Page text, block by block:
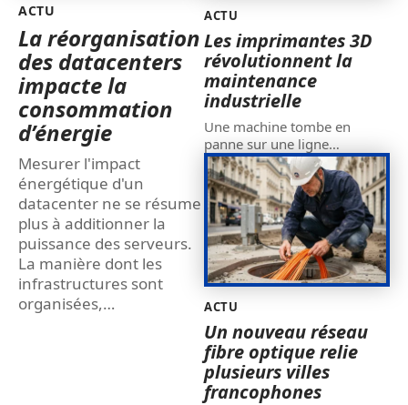
ACTU
La réorganisation
des datacenters
impacte la
consommation
d’énergie
Mesurer l'impact
énergétique d'un
datacenter ne se résume
plus à additionner la
puissance des serveurs.
La manière dont les
infrastructures sont
organisées,…
ACTU
Les imprimantes 3D
révolutionnent la
maintenance
industrielle
Une machine tombe en
panne sur une ligne…
ACTU
Un nouveau réseau
fibre optique relie
plusieurs villes
francophones